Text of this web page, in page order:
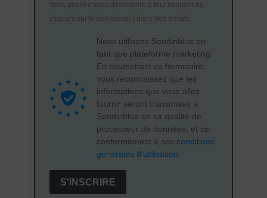
Vous pouvez vous désinscrire à tout moment en
cliquant sur le lien présent dans nos emails.
Nous utilisons Sendinblue en
tant que plateforme marketing.
En soumettant ce formulaire,
vous reconnaissez que les
informations que vous allez
fournir seront transmises à
Sendinblue en sa qualité de
processeur de données; et ce
conformément à ses conditions
générales d'utilisation
S'INSCRIRE